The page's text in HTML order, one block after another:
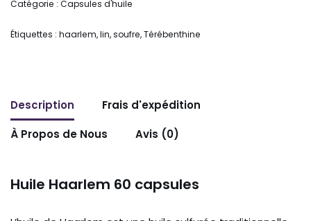
Catégorie : Capsules d'huile
Étiquettes : haarlem,lin,soufre,Térébenthine
Description
Frais d'expédition
À Propos de Nous
Avis (0)
Huile Haarlem 60 capsules